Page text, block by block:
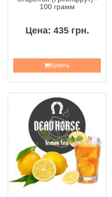
100 грамм
Цена: 435 грн.
Купить